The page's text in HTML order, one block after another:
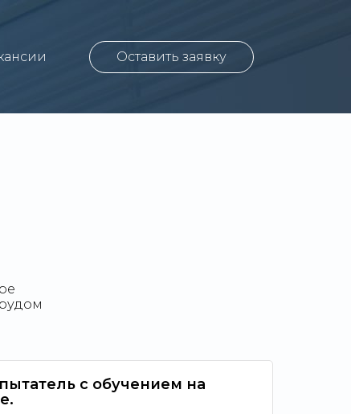
Оставить заявку
с обучением на